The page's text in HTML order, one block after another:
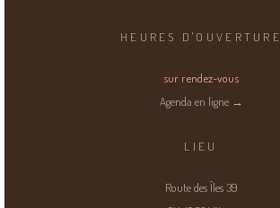
HEURES D'OUVERTURE
sur rendez-vous
Agenda en ligne →
LIEU
Route des Îles 39